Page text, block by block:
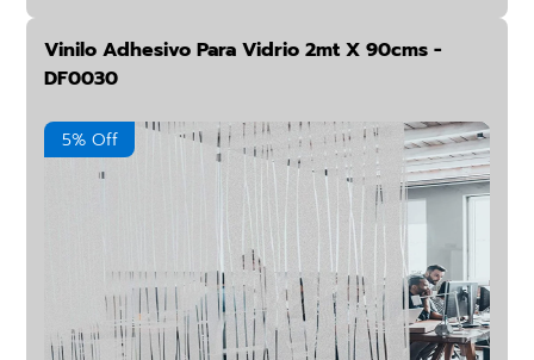
Vinilo Adhesivo Para Vidrio 2mt X 90cms -
DF0030
5% Off